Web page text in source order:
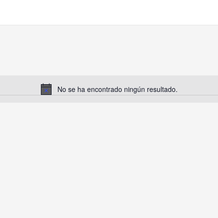
Aviso
No se ha encontrado ningún resultado.